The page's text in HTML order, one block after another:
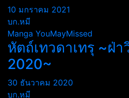
10 มกราคม 2021
บก.หมี
Manga YouMayMissed
หัตถ์เทวดาเทรุ ~ฝ่
2020~
30 ธันวาคม 2020
บก.หมี